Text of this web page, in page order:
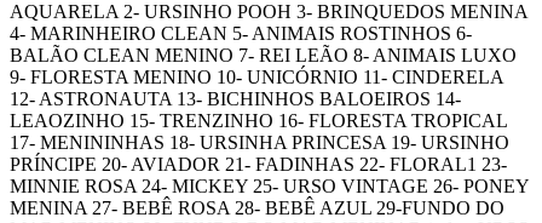
AQUARELA 2- URSINHO POOH 3- BRINQUEDOS MENINA
4- MARINHEIRO CLEAN 5- ANIMAIS ROSTINHOS 6-
BALÃO CLEAN MENINO 7- REI LEÃO 8- ANIMAIS LUXO
9- FLORESTA MENINO 10- UNICÓRNIO 11- CINDERELA
12- ASTRONAUTA 13- BICHINHOS BALOEIROS 14-
LEAOZINHO 15- TRENZINHO 16- FLORESTA TROPICAL
17- MENININHAS 18- URSINHA PRINCESA 19- URSINHO
PRÍNCIPE 20- AVIADOR 21- FADINHAS 22- FLORAL1 23-
MINNIE ROSA 24- MICKEY 25- URSO VINTAGE 26- PONEY
MENINA 27- BEBÊ ROSA 28- BEBÊ AZUL 29-FUNDO DO